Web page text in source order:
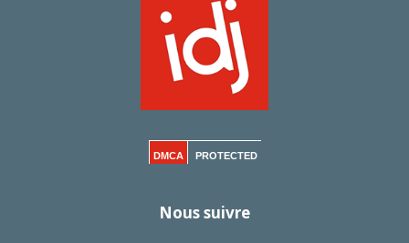
DMCA PROTECTED
Nous suivre